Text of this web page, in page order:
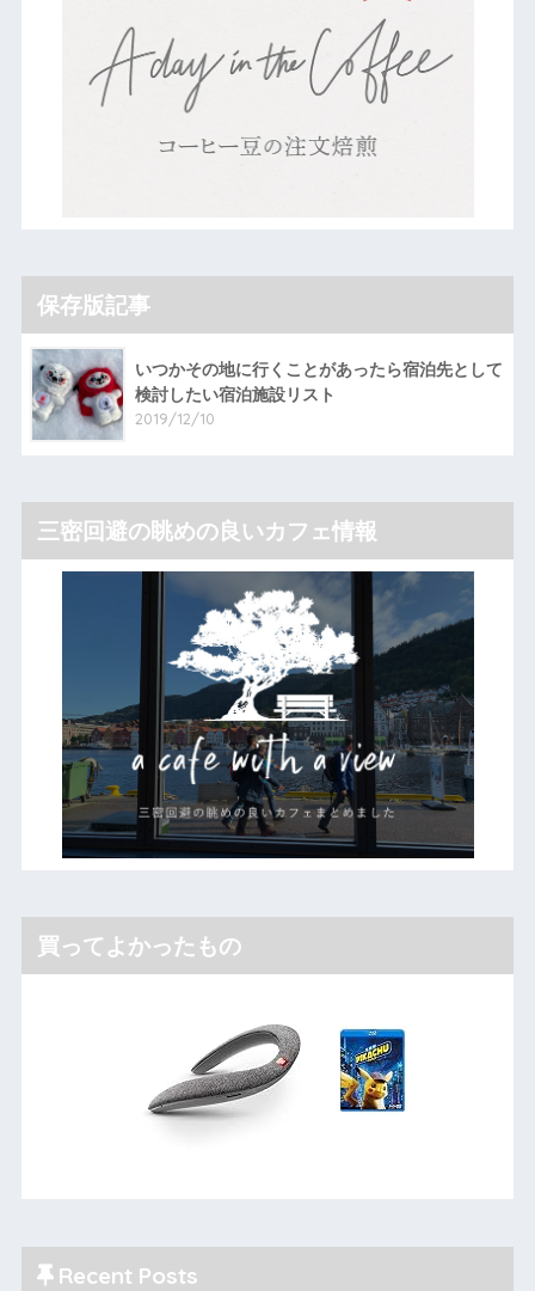
保存版記事
いつかその地に行くことがあったら宿泊先として
検討したい宿泊施設リスト
2019/12/10
三密回避の眺めの良いカフェ情報
買ってよかったもの
Recent Posts